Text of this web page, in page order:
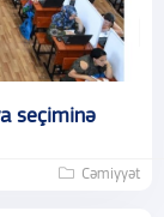
seçiminə
Cəmiyyət